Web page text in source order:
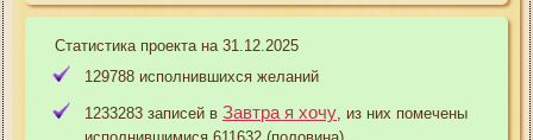
Статистика проекта на 31.12.2025
129788 исполнившихся желаний
1233283 записей в Завтра я хочу , из них помечены
исполнившимися 611632 (половина)